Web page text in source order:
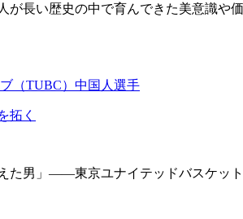
が長い歴史の中で育んできた美意識
（TUBC）中国人選手
拓く
た男」――東京ユナイテッドバスケッ